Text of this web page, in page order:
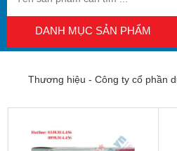
Tăng
sinh
lý
trợ
sản
DANH MỤC SẢN PHẨM
Thương hiệu - Công ty cổ phần